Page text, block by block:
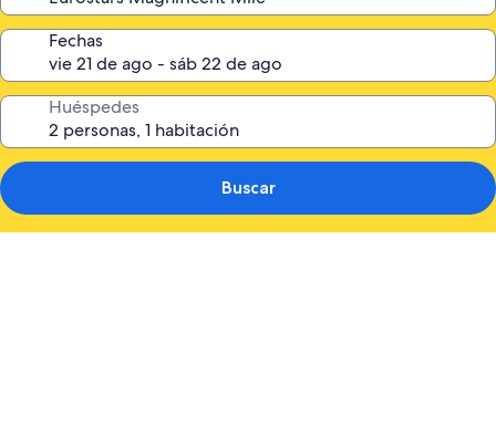
Fechas
Huéspedes
Buscar